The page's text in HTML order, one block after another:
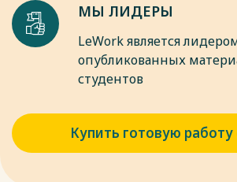
МЫ ЛИДЕРЫ
LeWork является
опубликованных
студентов
Купить готовую работу